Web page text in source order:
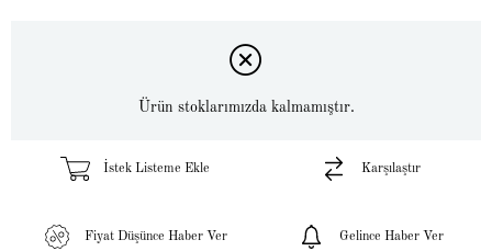
Ürün stoklarımızda kalmamıştır.
İstek Listeme Ekle Karşılaştır
Fiyat Düşünce Haber Ver Gelince Haber Ver